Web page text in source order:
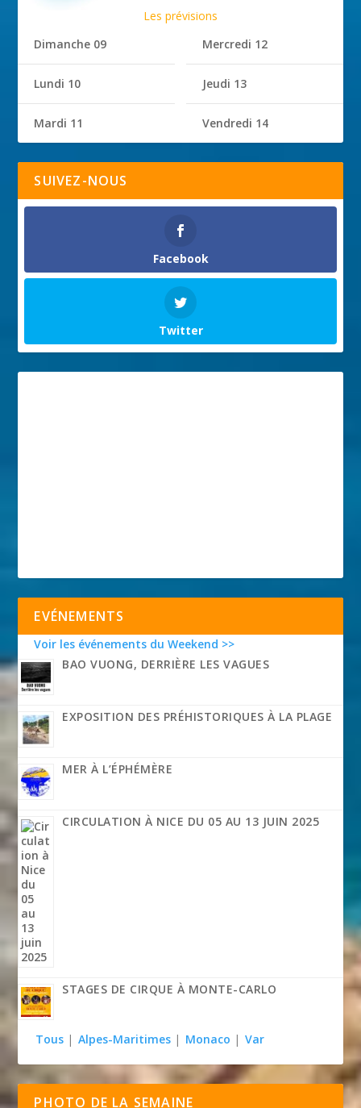
Les prévisions
Dimanche 09
Lundi 10
Mardi 11
Mercredi 12
Jeudi 13
Vendredi 14
SUIVEZ-NOUS
Facebook
Twitter
EVÉNEMENTS
Voir les événements du Weekend >>
BAO VUONG, DERRIÈRE LES VAGUES
EXPOSITION DES PRÉHISTORIQUES À LA PLAGE
MER À L’ÉPHÉMÈRE
CIRCULATION À NICE DU 05 AU 13 JUIN 2025
STAGES DE CIRQUE À MONTE-CARLO
Tous | Alpes-Maritimes | Monaco | Var
PHOTO DE LA SEMAINE